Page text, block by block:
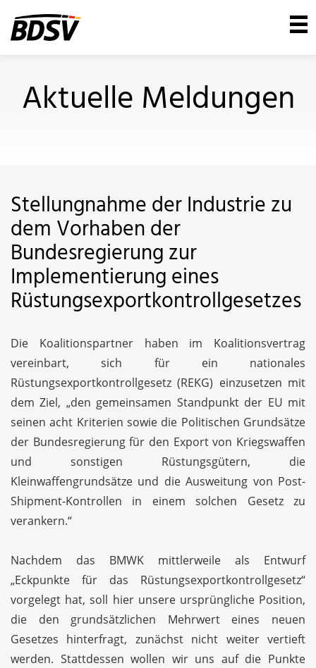
Aktuelle Meldungen
Stellungnahme der Industrie zu
dem Vorhaben der
Bundesregierung zur
Implementierung eines
Rüstungsexportkontrollgesetzes
Die Koalitionspartner haben im Koalitionsvertrag
vereinbart, sich für ein nationales
Rüstungsexportkontrollgesetz (REKG) einzusetzen mit
dem Ziel, „den gemeinsamen Standpunkt der EU mit
seinen acht Kriterien sowie die Politischen Grundsätze
der Bundesregierung für den Export von Kriegswaffen
und sonstigen Rüstungsgütern, die
Kleinwaffengrundsätze und die Ausweitung von Post-
Shipment-Kontrollen in einem solchen Gesetz zu
verankern.“
Nachdem das BMWK mittlerweile als Entwurf
„Eckpunkte für das Rüstungsexportkontrollgesetz“
vorgelegt hat, soll hier unsere ursprüngliche Position,
die den grundsätzlichen Mehrwert eines neuen
Gesetzes hinterfragt, zunächst nicht weiter vertieft
werden. Stattdessen wollen wir uns auf die Punkte